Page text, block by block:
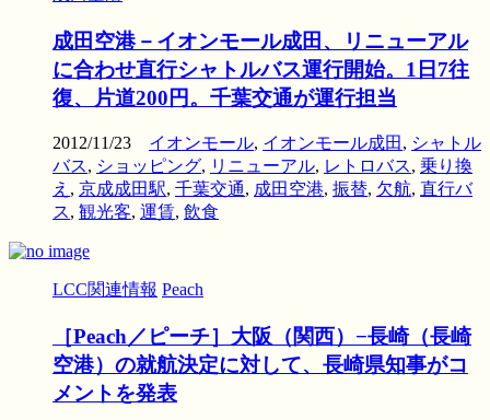
成田空港－イオンモール成田、リニューアル
に合わせ直行シャトルバス運行開始。1日7往
復、片道200円。千葉交通が運行担当
2012/11/23 イオンモール, イオンモール成田 , シャトル
バス, ショッピング, リニューアル, レトロバス, 乗り換
え , 京成成田駅, 千葉交通, 成田空港, 振替, 欠航, 直行バ
ス, 観光客, 運賃, 飲食
LCC関連情報 Peach
［Peach／ピーチ］大阪（関西）−長崎（長崎
空港）の就航決定に対して、長崎県知事がコ
メントを発表